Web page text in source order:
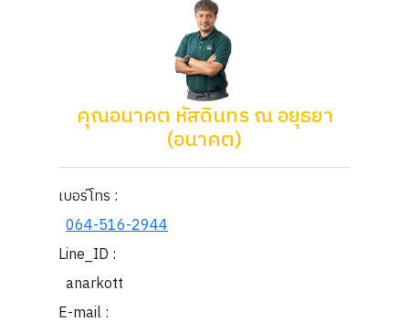
คุณอนาคต หัสดินทร ณ อยุธยา
(อนาคต)
เบอร์โทร :
064-516-2944
Line_ID :
anarkott
E-mail :